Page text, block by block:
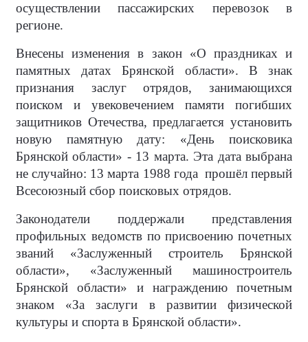
осуществлении пассажирских перевозок в
регионе.
Внесены изменения в закон «О праздниках и
памятных датах Брянской области». В знак
признания заслуг отрядов, занимающихся
поиском и увековечением памяти погибших
защитников Отечества, предлагается установить
новую памятную дату: «День поисковика
Брянской области» - 13 марта. Эта дата выбрана
не случайно: 13 марта 1988 года прошёл первый
Всесоюзный сбор поисковых отрядов.
Законодатели поддержали представления
профильных ведомств по присвоению почетных
званий «Заслуженный строитель Брянской
области», «Заслуженный машиностроитель
Брянской области» и награждению почетным
знаком «За заслуги в развитии физической
культуры и спорта в Брянской области».